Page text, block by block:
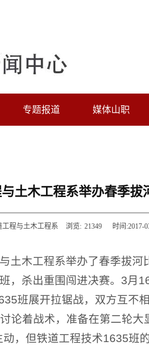
专题报道 媒体山职
土木工程系举办春季拔
工程与土木工程系 浏览: 21349 时间:2017-
土木工程系举办了春季拔
杀出重围闯进决赛。3月
班展开拉锯战，双方互不
论着战术，准备在第二轮
，但铁道工程技术1635班